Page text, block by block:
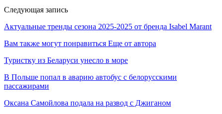
Следующая запись
Актуальные тренды сезона 2025-2025 от бренда Isabel Marant
Вам также могут понравиться Еще от автора
Туристку из Беларуси унесло в море
В Польше попал в аварию автобус с белорусскими
пассажирами
Оксана Самойлова подала на развод с Джиганом